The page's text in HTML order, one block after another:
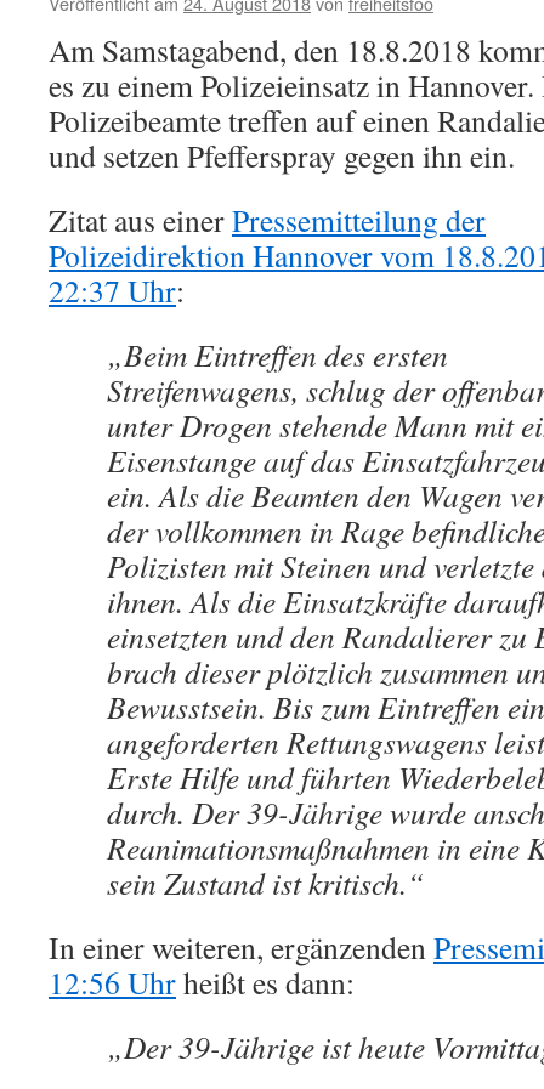
Am Samstagabend, den 18.8.2018
es zu einem Polizeieinsatz in
Polizeibeamte treffen auf einen
und setzen Pfefferspray gegen ihn ein.
Zitat aus einerPressemitteilung der
Polizeidirektion Hannover vom
22:37 Uhr:
„Beim Eintreffen des ersten
Streifenwagens, schlug der
unter Drogen stehende Mann mit
Eisenstange auf das
ein. Als die Beamten den Wagen
der vollkommen in Rage
Polizisten mit Steinen und
ihnen. Als die Einsatzkräfte
einsetzten und den Randalierer zu
brach dieser plötzlich zusammen
Bewusstsein. Bis zum Eintreffen
angeforderten Rettungswagens
Erste Hilfe und führten
durch. Der 39-Jährige wurde
Reanimationsmaßnahmen in eine
sein Zustand ist kritisch.“
In einer weiteren, ergänzenden
12:56 Uhrheißt es dann:
„Der 39-Jährige ist heute